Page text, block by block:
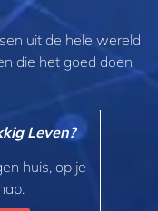
uit de hele wereld
die het goed doen
Leven?
huis, op je